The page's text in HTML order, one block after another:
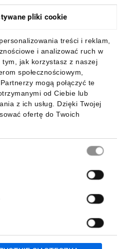
pliki cookie
treści i reklam,
i analizować ruch w
jak korzystasz z naszej
społecznościowym,
mogą połączyć te
od Ciebie lub
z ich usług. Dzięki Twojej
ofertę do Twoich
aplikację mobilną:
lub 71 37 61 600